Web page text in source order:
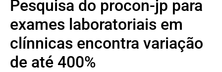
Pesquisa do procon-jp para
exames laboratoriais em
clínnicas encontra variação
de até 400%